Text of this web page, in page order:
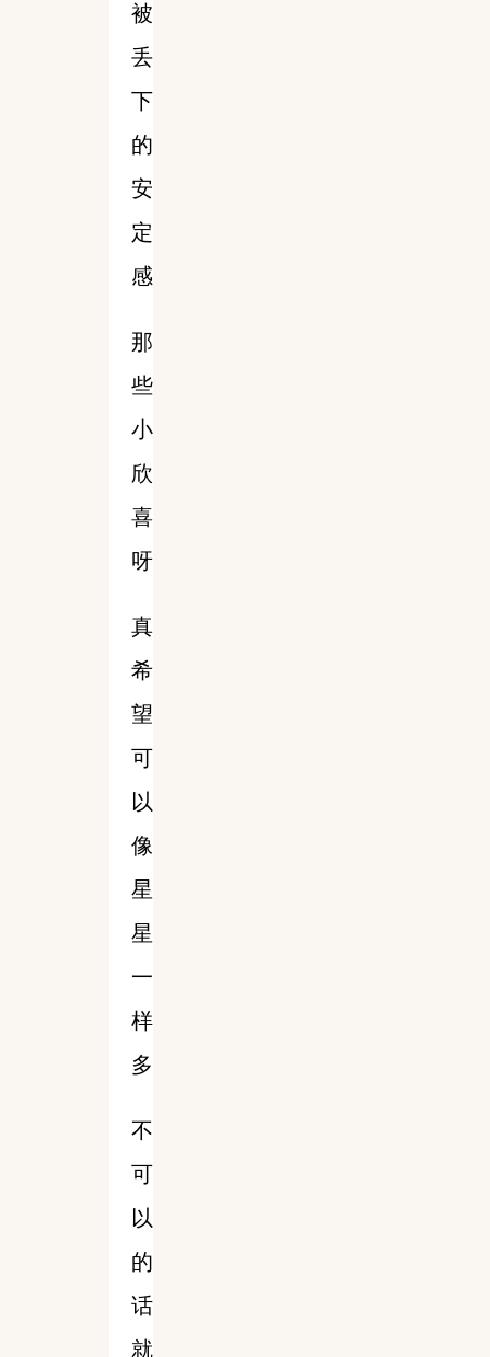
被
丢
下
的
安
定
感
那
些
小
欣
喜
呀
真
希
望
可
以
像
星
星
一
样
多
不
可
以
的
话
就